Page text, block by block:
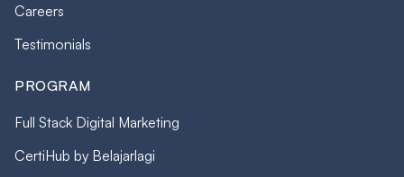
Careers
Testimonials
PROGRAM
Full Stack Digital Marketing
CertiHub by Belajarlagi